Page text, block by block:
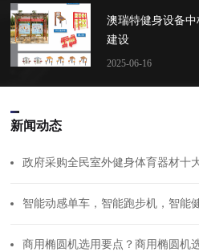
澳瑞特健身设备
建设
2025-06-16
新闻动态
政府采购全民室外健身体育器材十
智能动感单车，智能跑步机，智能健身椭圆机等智
商用椭圆机选用要点？商用椭圆机